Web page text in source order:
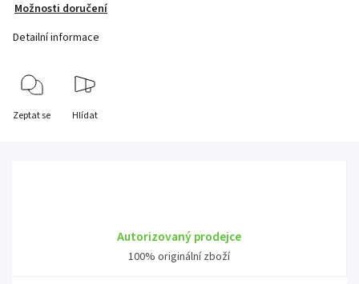
Možnosti doručení
Detailní informace
Zeptat se Hlídat
Autorizovaný prodejce
100% originální zboží